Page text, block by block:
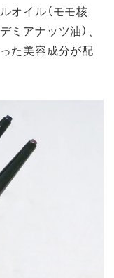
オイル（モモ核
ミアナッツ油）、
た美容成分が配